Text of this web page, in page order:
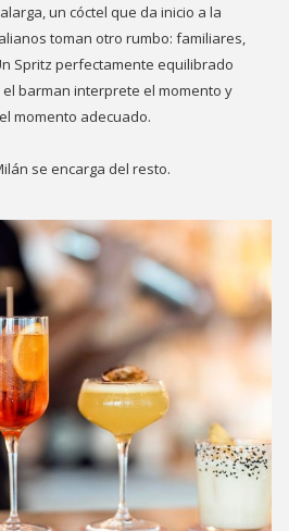
un cóctel que da inicio a la
toman otro rumbo: familiares,
Spritz perfectamente equilibrado
barman interprete el momento y
momento adecuado.
se encarga del resto.